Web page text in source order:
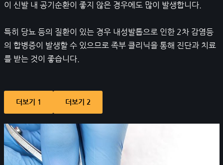
이 신발 내 공기순환이 좋지 않은 경우에도 많이 발생합니다.
특히 당뇨 등의 질환이 있는 경우 내성발톱으로 인한 2차 감염등
의 합병증이 발생할 수 있으므로 족부 클리닉을 통해 진단과 치료
를 받는 것이 좋습니다.
더보기 1 더보기 2